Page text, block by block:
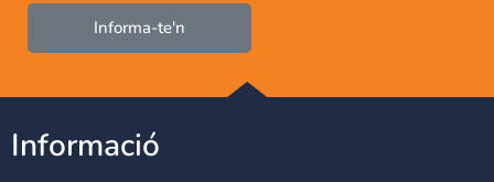
Informa-te'n
Informació